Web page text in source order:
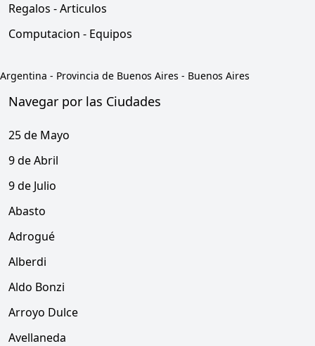
Regalos - Articulos
Computacion - Equipos
Argentina - Provincia de Buenos Aires - Buenos Aires
Navegar por las Ciudades
25 de Mayo
9 de Abril
9 de Julio
Abasto
Adrogué
Alberdi
Aldo Bonzi
Arroyo Dulce
Avellaneda